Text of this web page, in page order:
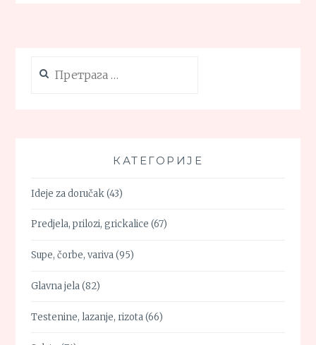
за:
КАТЕГОРИЈЕ
Ideje za doručak(43)
Predjela, prilozi, grickalice (67)
Supe, čorbe, variva(95)
Glavna jela(82)
Testenine, lazanje, rizota(66)